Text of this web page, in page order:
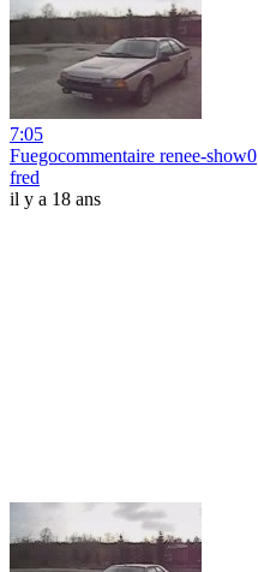
7:05
Fuegocommentaire renee-show0
fred
il y a 18 ans